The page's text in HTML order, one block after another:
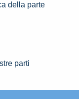
della parte
parti